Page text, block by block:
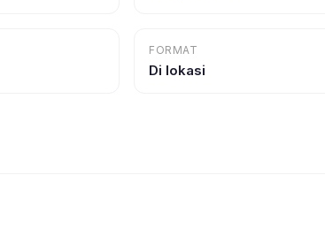
FORMAT
Di lokasi